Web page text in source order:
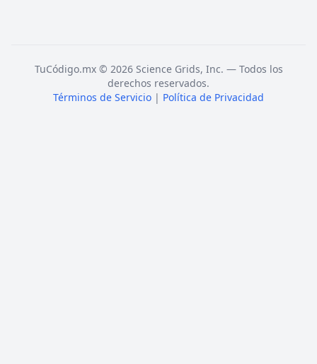
TuCódigo.mx © 2026 Science Grids, Inc. — Todos los
derechos reservados.
Términos de Servicio | Política de Privacidad